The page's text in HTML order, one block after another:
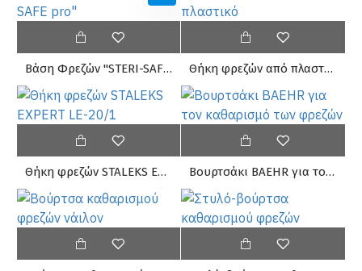
Βάση Φρεζών "STERI-SAFE pro" Θήκη φρεζών από πλαστικό
Θήκη φρεζών STALEKS EXPERT LE-20/1 Βουρτσάκι BAEHR για τον καθαρισμό των φρεζών